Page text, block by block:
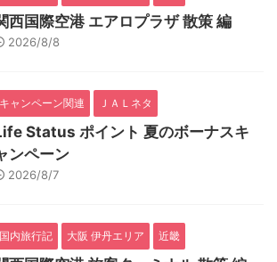
西国際空港 エアロプラザ 散策 編
2026/8/8
キャンペーン関連 ＪＡＬネタ
Status ポイント 夏のボーナスキ
ンペーン
2026/8/7
国内旅行記 大阪 伊丹エリア 近畿